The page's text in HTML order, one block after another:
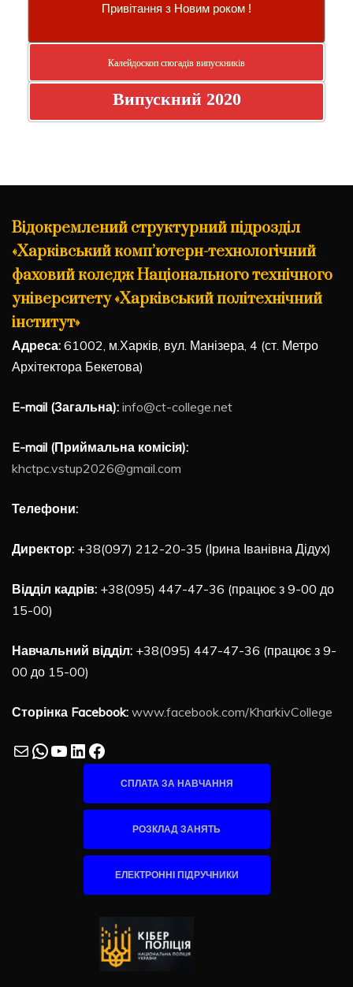
Привітання з Новим роком !
Калейдоскоп спогадів випускників
Випускний 2020
Відокремлений структурний підрозділ
«Харківський комп’ютерн-технологічний
фаховий коледж Національного технічного
університету «Харківський політехнічний
інститут»
Адреса: 61002, м.Харків, вул. Манізера, 4 (ст. Метро
Архітектора Бекетова)
E-mail (Загальна): info@ct-college.net
E-mail (Приймальна комісія):
khctpc.vstup2026@gmail.com
Телефони:
Директор: +38(097) 212-20-35 (Ірина Іванівна Дідух)
Відділ кадрів: +38(095) 447-47-36 (працює з 9-00 до
15-00)
Навчальний відділ: +38(095) 447-47-36 (працює з 9-
00 до 15-00)
Сторінка Facebook: www.facebook.com/KharkivCollege
MailWhatsApp
YouTube
LinkedIn
Facebook
СПЛАТА ЗА НАВЧАННЯ
РОЗКЛАД ЗАНЯТЬ
ЕЛЕКТРОННІ ПІДРУЧНИКИ